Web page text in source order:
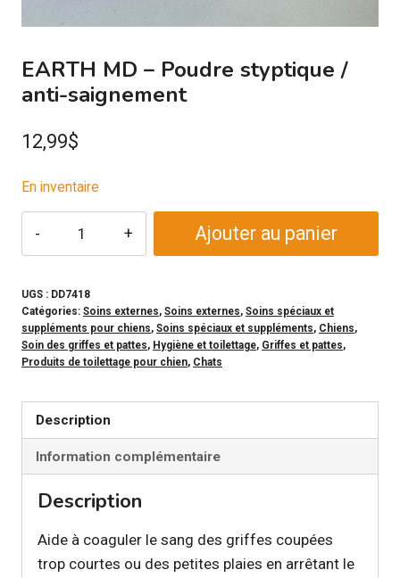
EARTH MD – Poudre styptique /
anti-saignement
12,99$
En inventaire
MD
-
Poudre
styptique
anti-
saignement
Ajouter au panier
UGS : DD7418
Catégories: Soins externes, Soins externes, Soins spéciaux et
suppléments pour chiens, Soins spéciaux et suppléments, Chiens,
Soin des griffes et pattes, Hygiène et toilettage, Griffes et pattes,
Produits de toilettage pour chien, Chats
Description
Information complémentaire
Description
Aide à coaguler le sang des griffes coupées
trop courtes ou des petites plaies en arrêtant le